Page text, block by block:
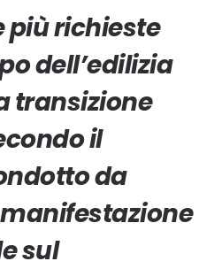
più richieste
dell’edilizia
transizione
il
da
sul